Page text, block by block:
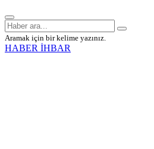
Aramak için bir kelime yazınız.
HABER İHBAR